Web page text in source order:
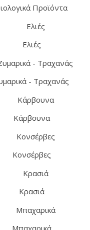
Προϊόντα
Ελιές
- Τραχανάς
Κάρβουνα
Κονσέρβες
Κρασιά
Μπαχαρικά